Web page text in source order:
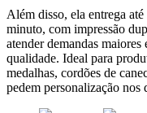
Além disso, ela entrega
minuto, com impressão
atender demandas
qualidade. Ideal para
medalhas, cordões de
pedem personalização nos